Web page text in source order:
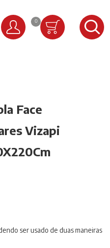
0
Face
Vizapi
ser usado de duas maneiras